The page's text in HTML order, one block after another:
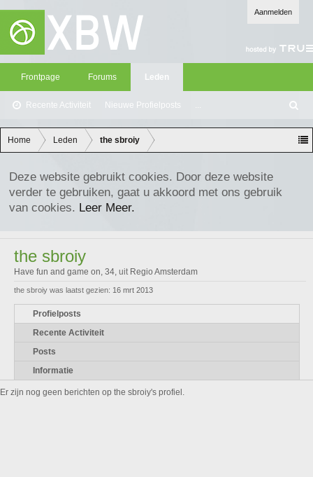
Aanmelden
Frontpage Forums Leden
Recente Activiteit Nieuwe Profielposts ...
oe
ke
n
Home Leden the sbroiy
Deze website gebruikt cookies. Door deze website
verder te gebruiken, gaat u akkoord met ons gebruik
van cookies. Leer Meer.
the sbroiy
Have fun and game on, 34, uit Regio Amsterdam
the sbroiy was laatst gezien: 16 mrt 2013
Profielposts
Recente Activiteit
Posts
Informatie
Er zijn nog geen berichten op the sbroiy's profiel.